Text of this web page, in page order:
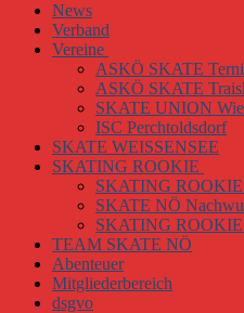
News
Verband
Vereine
ASKÖ SKATE
ASKÖ SKATE
SKATE UNION
ISC Perchtoldsdorf
SKATE WEISSENSEE
SKATING ROOKIE
SKATING
SKATE NÖ
SKATING
TEAM SKATE NÖ
Abenteuer
Mitgliederbereich
dsgvo